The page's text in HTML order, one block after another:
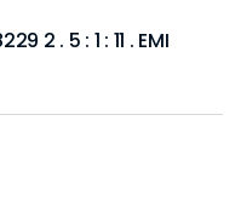
2 . 5 : 1 : 11 . EMI